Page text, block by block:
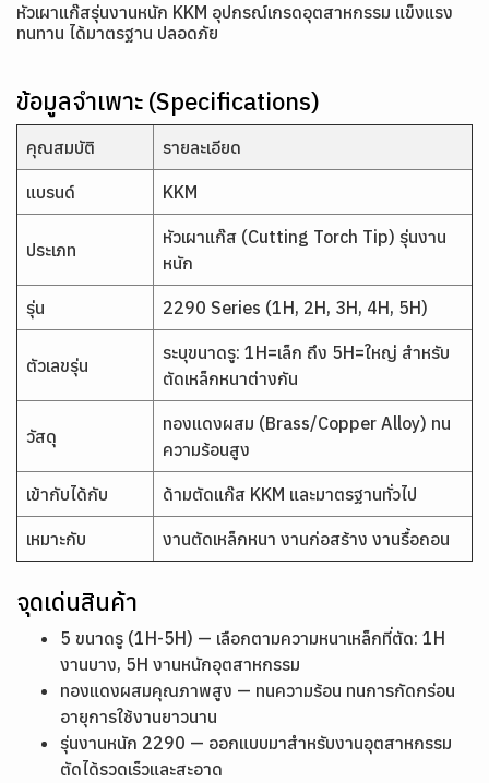
หัวเผาแก๊สรุ่นงานหนัก KKM อุปกรณ์เกรดอุตสาหกรรม แข็งแรง
ทนทาน ได้มาตรฐาน ปลอดภัย
ข้อมูลจำเพาะ (Specifications)
คุณสมบัติ รายละเอียด
แบรนด์ KKM
ประเภท
หัวเผาแก๊ส (Cutting Torch Tip) รุ่นงาน
หนัก
รุ่น 2290 Series (1H, 2H, 3H, 4H, 5H)
ตัวเลขรุ่น
ระบุขนาดรู: 1H=เล็ก ถึง 5H=ใหญ่ สำหรับ
ตัดเหล็กหนาต่างกัน
วัสดุ
ทองแดงผสม (Brass/Copper Alloy) ทน
ความร้อนสูง
เข้ากับได้กับ ด้ามตัดแก๊ส KKM และมาตรฐานทั่วไป
เหมาะกับ งานตัดเหล็กหนา งานก่อสร้าง งานรื้อถอน
จุดเด่นสินค้า
5 ขนาดรู (1H-5H) — เลือกตามความหนาเหล็กที่ตัด: 1H
งานบาง, 5H งานหนักอุตสาหกรรม
ทองแดงผสมคุณภาพสูง — ทนความร้อน ทนการกัดกร่อน
อายุการใช้งานยาวนาน
รุ่นงานหนัก 2290 — ออกแบบมาสำหรับงานอุตสาหกรรม
ตัดได้รวดเร็วและสะอาด